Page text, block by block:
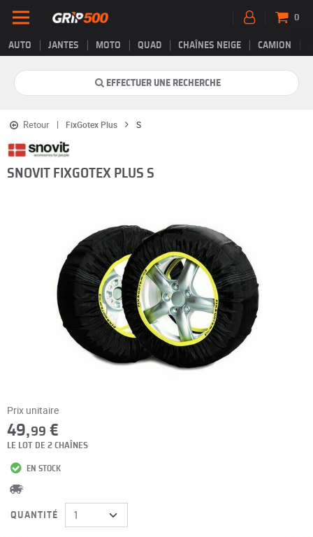
AUTO JANTES MOTO QUAD CHAÎNES NEIGE CAMION
0
EFFECTUER UNE RECHERCHE
Retour FixGotex Plus S
SNOVIT FIXGOTEX PLUS S
Prix unitaire
49,99 €
LE LOT DE 2 CHAÎNES
EN STOCK
QUANTITÉ